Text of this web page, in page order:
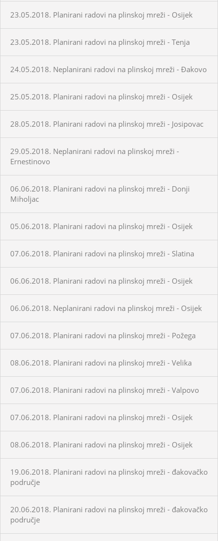
23.05.2018. Planirani radovi na plinskoj mreži - Osijek
23.05.2018. Planirani radovi na plinskoj mreži - Tenja
24.05.2018. Neplanirani radovi na plinskoj mreži - Đakovo
25.05.2018. Planirani radovi na plinskoj mreži - Osijek
28.05.2018. Planirani radovi na plinskoj mreži - Josipovac
29.05.2018. Neplanirani radovi na plinskoj mreži -
Ernestinovo
06.06.2018. Planirani radovi na plinskoj mreži - Donji
Miholjac
05.06.2018. Planirani radovi na plinskoj mreži - Osijek
07.06.2018. Planirani radovi na plinskoj mreži - Slatina
06.06.2018. Planirani radovi na plinskoj mreži - Osijek
06.06.2018. Neplanirani radovi na plinskoj mreži - Osijek
07.06.2018. Planirani radovi na plinskoj mreži - Požega
08.06.2018. Planirani radovi na plinskoj mreži - Velika
07.06.2018. Planirani radovi na plinskoj mreži - Valpovo
07.06.2018. Planirani radovi na plinskoj mreži - Osijek
08.06.2018. Planirani radovi na plinskoj mreži - Osijek
19.06.2018. Planirani radovi na plinskoj mreži - đakovačko
područje
20.06.2018. Planirani radovi na plinskoj mreži - đakovačko
područje